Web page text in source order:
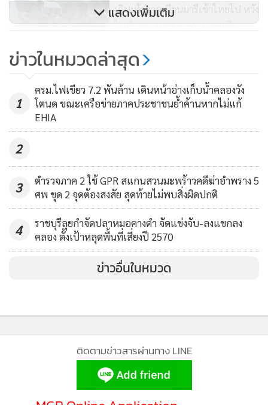
106
เดินเท้าจากเมียนมารืเข้าไทยไป หวัง
ไปทำงานสมุทรสาคร-มาเลเซีย
102
แรงงานเถื่อนดอดข้ามชายแดน
สังขละบุรี กลางดึกไม่รอด โดนรวบ
คาสวนปาล์ม–กลางป่า คืนเดียวได้
22 ราย
แสดงเพิ่มเติม
ข่าวในหมวดล่าสุด
1
ครม.ไฟเขียว 7.2 พันล้าน เดินหน้าอ่างเก็บน้ำคลองวัง
โตนด ขณะเครือข่ายภาคประชาชนย้ำค้านหากไม่แก้
EHIA
2
3
ตำรวจภาค 2 ใช้ GPR สแกนสวนมะพร้าวคดีฆ่าอำพราง 5
ศพ ขุด 2 จุดต้องสงสัย สุดท้ายไม่พบสิ่งผิดปกติ
4
ราชบุรีลุยกำจัดปลาหมอคางดำ จัดแข่งจับ-ลงแขกลง
คลอง ตั้งเป้าหลุดพื้นที่เสี่ยงปี 2570
ข่าวอื่นในหมวด
ติดตามข่าวสารผ่านทาง LINE